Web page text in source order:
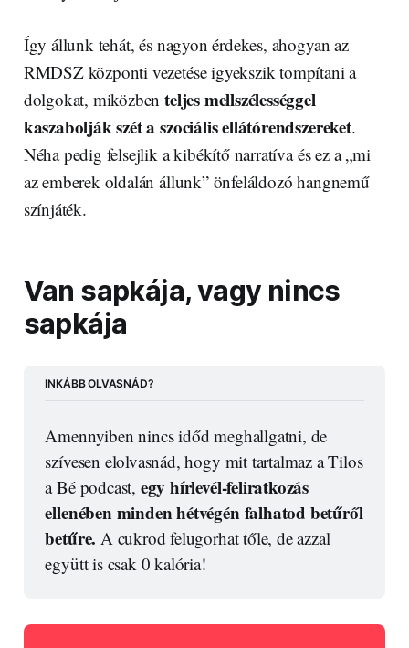
Így állunk tehát, és nagyon érdekes, ahogyan az
RMDSZ központi vezetése igyekszik tompítani a
dolgokat, miközbenteljes mellszélességgel
kaszabolják szét a szociális ellátórendszereket.
Néha pedig felsejlik a kibékítő narratíva és ez a „mi
az emberek oldalán állunk” önfeláldozó hangnemű
színjáték.
Van sapkája, vagy nincs
sapkája
INKÁBB OLVASNÁD?
Amennyiben nincs időd meghallgatni, de
szívesen elolvasnád, hogy mit tartalmaz a Tilos
a Bé podcast, egy hírlevél-feliratkozás
ellenében minden hétvégén falhatod betűről
betűre. A cukrod felugorhat tőle, de azzal
együtt is csak 0 kalória!